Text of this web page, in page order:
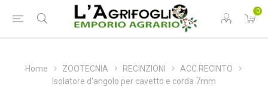
0
Home ZOOTECNIA RECINZIONI
ACC.RECINTO
Isolatore d'angolo per cavetto e corda 7mm